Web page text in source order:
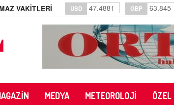
VAKİTLERİ USD 47.4881 GBP 63.845
MEDYA METEOROLOJİ ÖZEL